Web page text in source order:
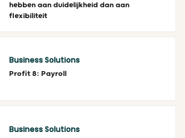
hebben aan duidelijkheid dan aan
flexibiliteit
Business Solutions
Profit 8: Payroll
Business Solutions